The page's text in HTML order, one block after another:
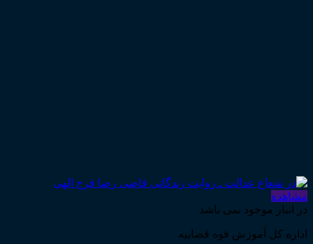
مشاهده
در انبار موجود نمی باشد
اداره کل آموزش قوه قضاییه